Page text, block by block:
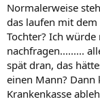
Normalerweise
das laufen mit dem
Tochter? Ich
nachfragen.........
spät dran, das
einen Mann? Dann
Krankenkasse